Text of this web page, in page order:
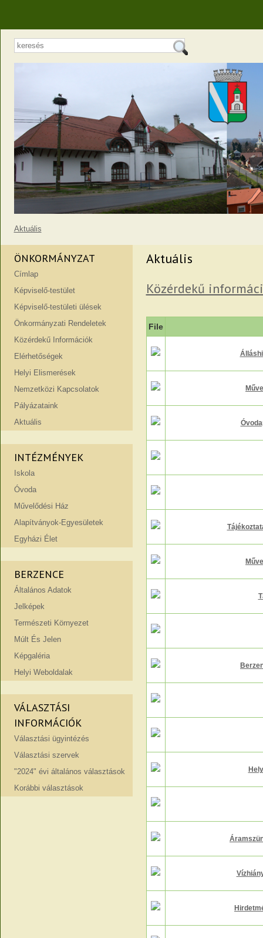
Aktuális
ÖNKORMÁNYZAT
Címlap
Képviselő-testület
Képviselő-testületi ülések
Önkormányzati Rendeletek
Közérdekű Információk
Elérhetőségek
Helyi Elismerések
Nemzetközi Kapcsolatok
Pályázataink
Aktuális
INTÉZMÉNYEK
Iskola
Óvoda
Művelődési Ház
Alapítványok-Egyesületek
Egyházi Élet
BERZENCE
Általános Adatok
Jelképek
Természeti Környezet
Múlt És Jelen
Képgaléria
Helyi Weboldalak
VÁLASZTÁSI
INFORMÁCIÓK
Választási ügyintézés
Választási szervek
"2024" évi általános választások
Korábbi választások
Aktuális
Közérdekű
File